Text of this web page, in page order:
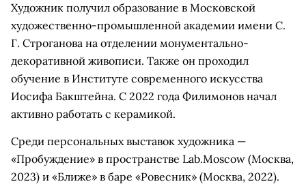
Художник получил образование в Московской
художественно-промышленной академии имени С.
Г. Строганова на отделении монументально-
декоративной живописи. Также он проходил
обучение в Институте современного искусства
Иосифа Бакштейна. С 2022 года Филимонов начал
активно работать с керамикой.
Среди персональных выставок художника —
«Пробуждение» в пространстве Lab.Moscow (Москва,
2023) и «Ближе» в баре «Ровесник» (Москва, 2022).